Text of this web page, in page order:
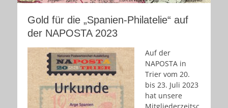
Gold für die „Spanien-Philatelie“ auf
der NAPOSTA 2023
Auf der
NAPOSTA in
Trier vom 20.
bis 23. Juli 2023
hat unsere